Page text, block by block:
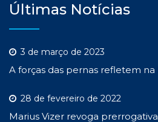
Últimas Notícias
3 de março de 2023
A forças das pernas refletem
28 de fevereiro de 2022
Marius Vizer revoga